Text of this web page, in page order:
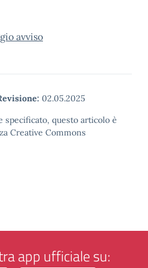
avviso
02.05.2025
specificato, questo articolo è
Creative Commons
app ufficiale su: